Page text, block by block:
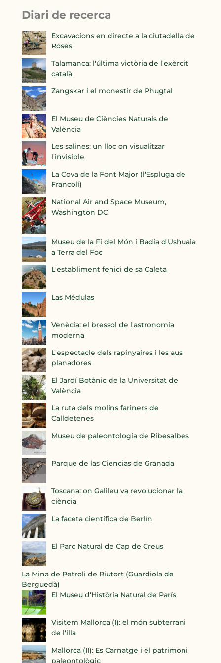
Diari de recerca
Excavacions en directe a la ciutadella de
Roses
Talamanca: l'última victòria de l'exèrcit
català
Zangskar i el monestir de Phugtal
El Museu de Ciències Naturals de
València
Les salines: un lloc on visualitzar
l'invisible
La Cova de la Font Major (l'Espluga de
Francolí)
National Air and Space Museum,
Washington DC
Museu de la Fi del Món i Badia d'Ushuaia
a Terra del Foc
L'establiment fenici de sa Caleta
Las Médulas
Venècia: el bressol de l'astronomia
moderna
L'espectacle dels rapinyaires i les aus
planadores
El Jardí Botànic de la Universitat de
València
La ruta dels molins fariners de
Calldetenes
Museu de paleontologia de Ribesalbes
Parque de las Ciencias de Granada
Toscana: on Galileu va revolucionar la
ciència
La faceta científica de Berlín
El Parc Natural de Cap de Creus
La Mina de Petroli de Riutort (Guardiola de
Berguedà)
El Museu d'Història Natural de París
Visitem Mallorca (I): el món subterrani
de l'illa
Mallorca (II): Es Carnatge i el patrimoni
paleontològic